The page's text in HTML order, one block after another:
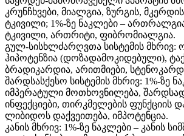
კრუნჩხვები, მიალგია, ზურგის,
ტკივილი; 1%-ზე ნაკლები –
ტკივილი, ართრიტი, ფიბრომიალგია.
გულ-სისხლძარღვთა სისტემის
ჰიპოტენზია (დოზადამოკიდებული),
ბრადიკარდია, არითმიები,
შარდსასქესო სისტემის მხრივ: 1%-ზე
იმპერატული მოთხოვნილება,
ინფექციები, თირკმელების ფუნქციის
ლიბიდოს დაქვეითება, იმპოტენცია.
კანის მხრივ: 1%-ზე ნაკლები – კანის